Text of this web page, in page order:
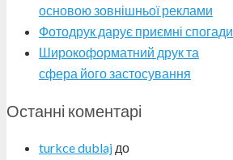
основою зовнішньої реклами
Фотодрук дарує приємні спогади
Широкоформатний друк та
сфера його застосування
Останні коментарі
turkce dublaj до